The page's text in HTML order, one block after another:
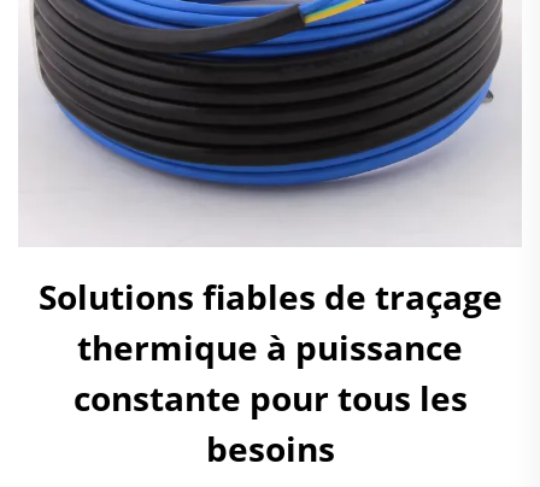
Solutions fiables de traçage
thermique à puissance
constante pour tous les
besoins